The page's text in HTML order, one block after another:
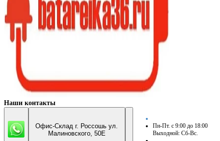
Наши контакты
Офис-Склад г. Россошь ул.
Малиновского, 50Е
Пн-Пт. с 9:00 до 18:00
Выходной: Сб-Вс.